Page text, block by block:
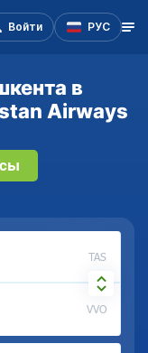
Войти РУС
в
Airways
TAS
VVO